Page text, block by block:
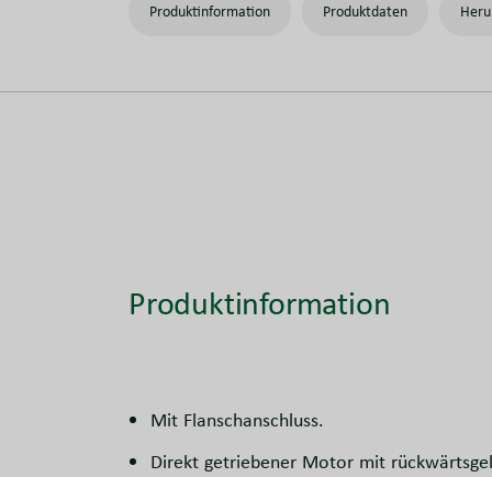
Produktinformation Produktdaten
Produktinformation
Mit Flanschanschluss.
Direkt getriebener Motor mit